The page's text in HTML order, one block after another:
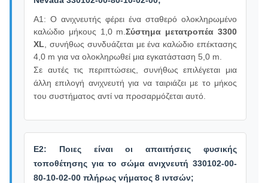
Α1: Ο ανιχνευτής φέρει ένα σταθερό ολοκληρωμένο
καλώδιο μήκους 1,0 m.Σύστημα μετατροπέα 3300
XL , συνήθως συνδυάζεται με ένα καλώδιο επέκτασης
4,0 m για να ολοκληρωθεί μια εγκατάσταση 5,0 m.
Σε αυτές τις περιπτώσεις, συνήθως επιλέγεται μια
άλλη επιλογή ανιχνευτή για να ταιριάζει με το μήκος
του συστήματος αντί να προσαρμόζεται αυτό.
Ε2: Ποιες είναι οι απαιτήσεις φυσικής
τοποθέτησης για το σώμα ανιχνευτή 330102-00-
80-10-02-00 πλήρως νήματος 8 ιντσών;